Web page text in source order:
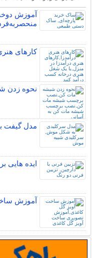
آموزش
کارهای
نحوه زدن
مدل گیفت
ایده هایی
آموزش